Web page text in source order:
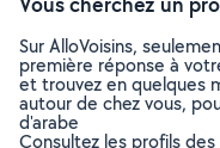
Sur AlloVoisins,
première réponse à
et trouvez en quelques
autour de chez vous,
d'arabe
Consultez les profils